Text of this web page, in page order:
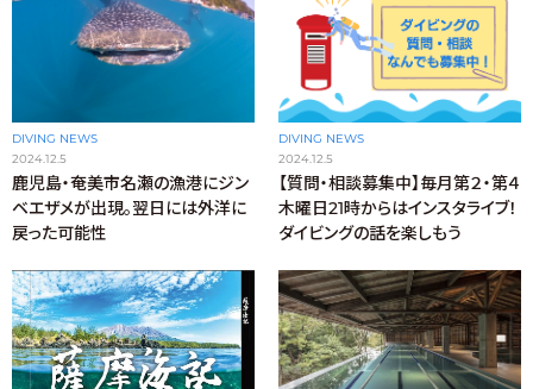
DIVING NEWS
2024.12.5
鹿児島・奄美市名瀬の漁港にジン
ベエザメが出現。翌日には外洋に
戻った可能性
DIVING NEWS
2024.12.5
【質問・相談募集中】毎月第２・第４
木曜日21時からはインスタライブ！
ダイビングの話を楽しもう